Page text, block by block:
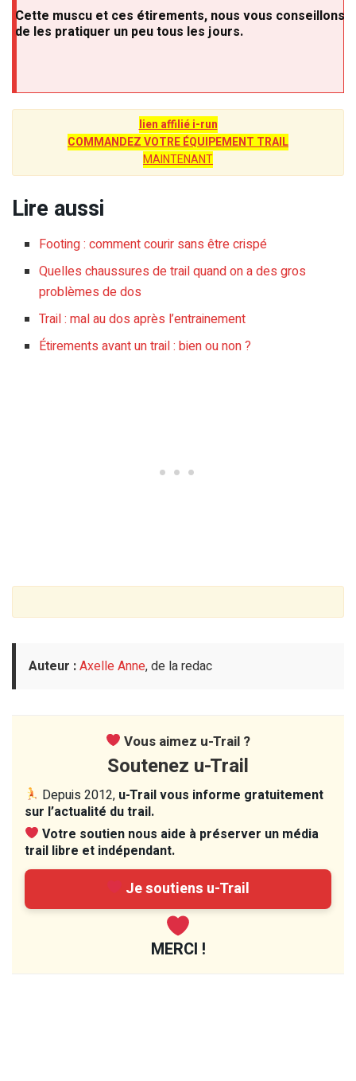
Cette muscu et ces étirements, nous vous conseillons
de les pratiquer un peu tous les jours.
lien affilié i-run
COMMANDEZ VOTRE ÉQUIPEMENT TRAIL
MAINTENANT
Lire aussi
Footing : comment courir sans être crispé
Quelles chaussures de trail quand on a des gros
problèmes de dos
Trail : mal au dos après l’entrainement
Étirements avant un trail : bien ou non ?
Auteur :Axelle Anne, de la redac
Vous aimez u-Trail ?
Soutenez u-Trail
Depuis 2012, u-Trail vous informe gratuitement
sur l’actualité du trail.
Votre soutien nous aide à préserver un média
trail libre et indépendant.
Je soutiens u-Trail
MERCI !